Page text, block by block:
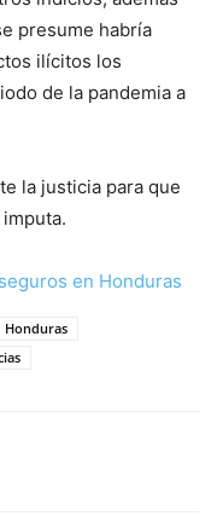
presume habría
ilícitos los
de la pandemia a
la justicia para que
en Honduras
Honduras